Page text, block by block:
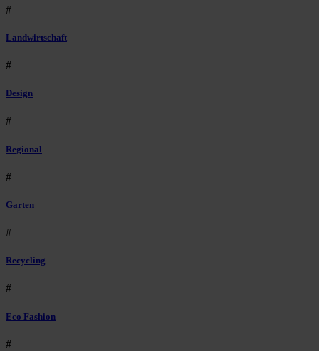
#
Landwirtschaft
#
Design
#
Regional
#
Garten
#
Recycling
#
Eco Fashion
#